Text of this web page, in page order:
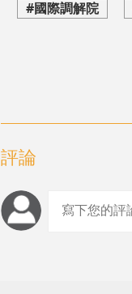
#國際調解院
評論